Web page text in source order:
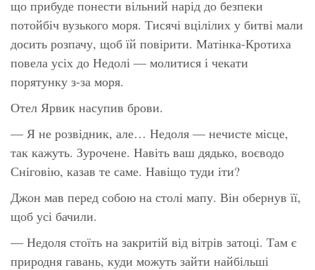
що прибуде понести вільний нарід до безпеки
потойбіч вузького моря. Тисячі вцілілих у битві мали
досить розпачу, щоб їй повірити. Матінка-Кротиха
повела усіх до Недолі — молитися і чекати
порятунку з-за моря.
Отел Ярвик насупив брови.
— Я не розвідник, але… Недоля — нечисте місце,
так кажуть. Зурочене. Навіть ваш дядько, воєводо
Сніговію, казав те саме. Навіщо туди іти?
Джон мав перед собою на столі мапу. Він обернув її,
щоб усі бачили.
— Недоля стоїть на закритій від вітрів затоці. Там є
природня гавань, куди можуть зайти найбільші